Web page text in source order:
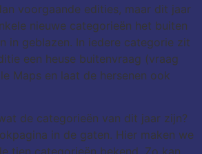
voorgaande edities, maar dit jaar
nieuwe categorieën het buiten
in geblazen. In iedere categorie zit
een heuse buitenvraag (vraag
Maps en laat de hersenen ook
de categorieën van dit jaar zijn?
in de gaten. Hier maken we